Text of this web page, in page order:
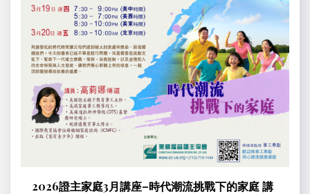
2026證主家庭3月講座–時代潮流挑戰下的家庭 講